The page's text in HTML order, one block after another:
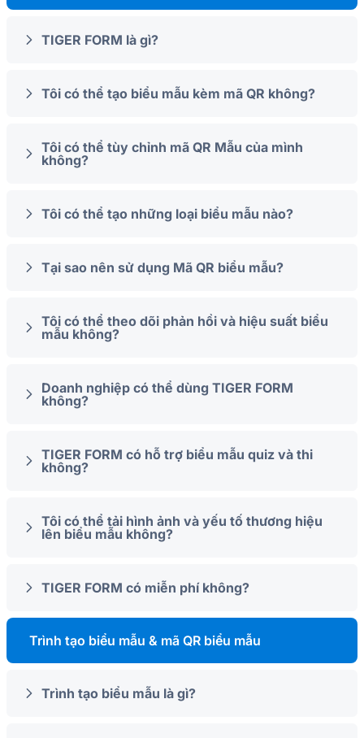
TIGER FORM là gì?
Tôi có thể tạo biểu mẫu kèm mã QR không?
Tôi có thể tùy chỉnh mã QR Mẫu của mình
không?
Tôi có thể tạo những loại biểu mẫu nào?
Tại sao nên sử dụng Mã QR biểu mẫu?
Tôi có thể theo dõi phản hồi và hiệu suất biểu
mẫu không?
Doanh nghiệp có thể dùng TIGER FORM
không?
TIGER FORM có hỗ trợ biểu mẫu quiz và thi
không?
Tôi có thể tải hình ảnh và yếu tố thương hiệu
lên biểu mẫu không?
TIGER FORM có miễn phí không?
Trình tạo biểu mẫu & mã QR biểu mẫu
Trình tạo biểu mẫu là gì?